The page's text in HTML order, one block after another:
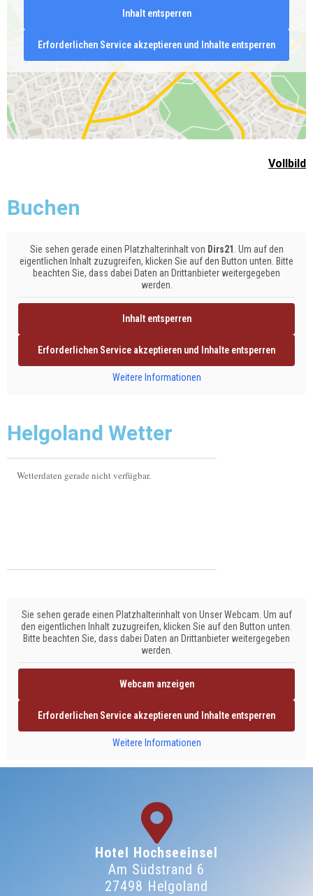
Inhalt entsperren
Erforderlichen Service akzeptieren und Inhalte entsperren
Vollbild
Buchen
Sie sehen gerade einen Platzhalterinhalt von Dirs21 . Um auf den
eigentlichen Inhalt zuzugreifen, klicken Sie auf den Button unten. Bitte
beachten Sie, dass dabei Daten an Drittanbieter weitergegeben
werden.
Inhalt entsperren
Erforderlichen Service akzeptieren und Inhalte entsperren
Weitere Informationen
Helgoland Wetter
Wetterdaten gerade nicht verfügbar.
Sie sehen gerade einen Platzhalterinhalt von Unser Webcam. Um auf
den eigentlichen Inhalt zuzugreifen, klicken Sie auf den Button unten.
Bitte beachten Sie, dass dabei Daten an Drittanbieter weitergegeben
werden.
Webcam anzeigen
Erforderlichen Service akzeptieren und Inhalte entsperren
Weitere Informationen
Hotel Hochseeinsel
Am Südstrand 6
27498 Helgoland